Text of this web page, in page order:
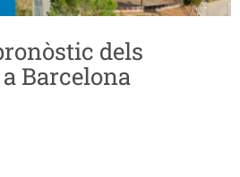
dels
Barcelona